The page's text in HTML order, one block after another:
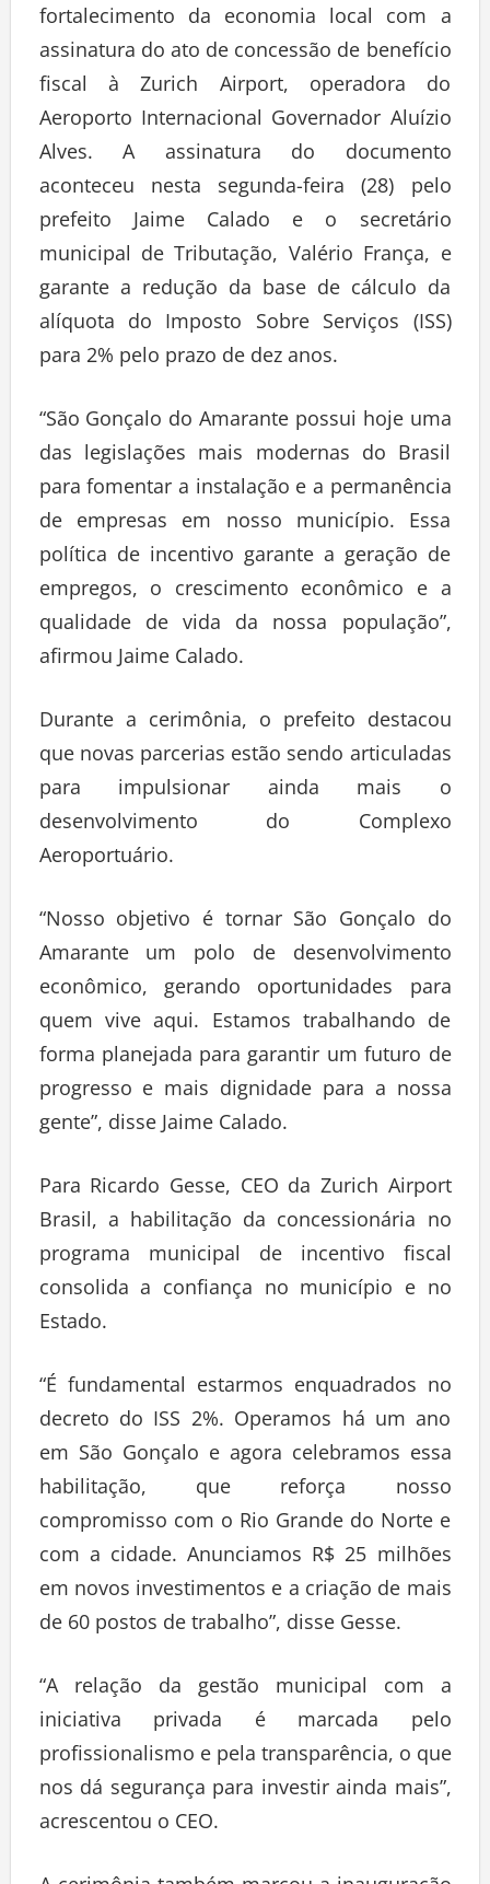
fortalecimento da economia local com a
assinatura do ato de concessão de benefício
fiscal à Zurich Airport, operadora do
Aeroporto Internacional Governador Aluízio
Alves. A assinatura do documento
aconteceu nesta segunda-feira (28) pelo
prefeito Jaime Calado e o secretário
municipal de Tributação, Valério França, e
garante a redução da base de cálculo da
alíquota do Imposto Sobre Serviços (ISS)
para 2% pelo prazo de dez anos.
“São Gonçalo do Amarante possui hoje uma
das legislações mais modernas do Brasil
para fomentar a instalação e a permanência
de empresas em nosso município. Essa
política de incentivo garante a geração de
empregos, o crescimento econômico e a
qualidade de vida da nossa população”,
afirmou Jaime Calado.
Durante a cerimônia, o prefeito destacou
que novas parcerias estão sendo articuladas
para impulsionar ainda mais o
desenvolvimento do Complexo
Aeroportuário.
“Nosso objetivo é tornar São Gonçalo do
Amarante um polo de desenvolvimento
econômico, gerando oportunidades para
quem vive aqui. Estamos trabalhando de
forma planejada para garantir um futuro de
progresso e mais dignidade para a nossa
gente”, disse Jaime Calado.
Para Ricardo Gesse, CEO da Zurich Airport
Brasil, a habilitação da concessionária no
programa municipal de incentivo fiscal
consolida a confiança no município e no
Estado.
“É fundamental estarmos enquadrados no
decreto do ISS 2%. Operamos há um ano
em São Gonçalo e agora celebramos essa
habilitação, que reforça nosso
compromisso com o Rio Grande do Norte e
com a cidade. Anunciamos R$ 25 milhões
em novos investimentos e a criação de mais
de 60 postos de trabalho”, disse Gesse.
“A relação da gestão municipal com a
iniciativa privada é marcada pelo
profissionalismo e pela transparência, o que
nos dá segurança para investir ainda mais”,
acrescentou o CEO.